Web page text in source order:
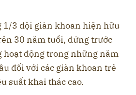
1/3 đội giàn khoan hiện hữu
30 năm tuổi, đứng trước
hoạt động trong những năm
đối với các giàn khoan trẻ
suất khai thác cao.